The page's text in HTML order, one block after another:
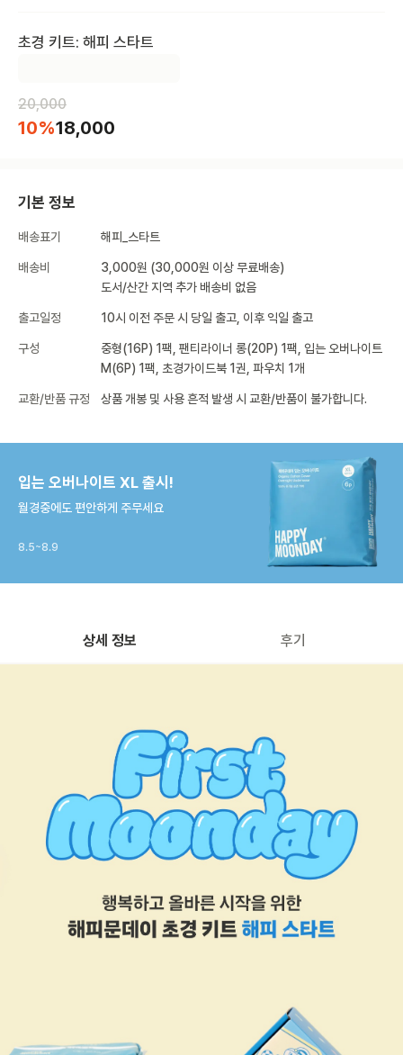
초경 키트: 해피 스타트
20,000
10%18,000
기본 정보
배송표기 해피_스타트
배송비
3,000원 (30,000원 이상 무료배송)
도서/산간 지역 추가 배송비 없음
출고일정 10시 이전 주문 시 당일 출고, 이후 익일 출고
구성
중형(16P) 1팩, 팬티라이너 롱(20P) 1팩, 입는 오버나이트
M(6P) 1팩, 초경가이드북 1권, 파우치 1개
교환/반품 규정 상품 개봉 및 사용 흔적 발생 시 교환/반품이 불가합니다.
입는 오버나이트 XL 출시!
월경중에도 편안하게 주무세요
8.5~8.9
상세 정보 후기